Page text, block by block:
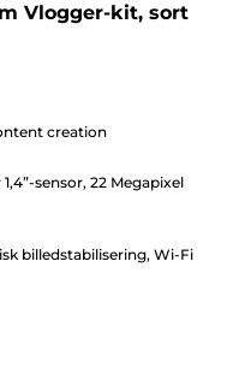
Vlogger-kit, sort
creation
sensor, 22 Megapixel
billedstabilisering, Wi-Fi